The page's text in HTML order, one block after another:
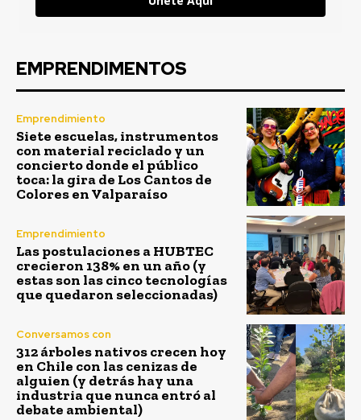
EMPRENDIMENTOS
Emprendimiento
Siete escuelas, instrumentos
con material reciclado y un
concierto donde el público
toca: la gira de Los Cantos de
Colores en Valparaíso
Emprendimiento
Las postulaciones a HUBTEC
crecieron 138% en un año (y
estas son las cinco tecnologías
que quedaron seleccionadas)
Conversamos con
312 árboles nativos crecen hoy
en Chile con las cenizas de
alguien (y detrás hay una
industria que nunca entró al
debate ambiental)